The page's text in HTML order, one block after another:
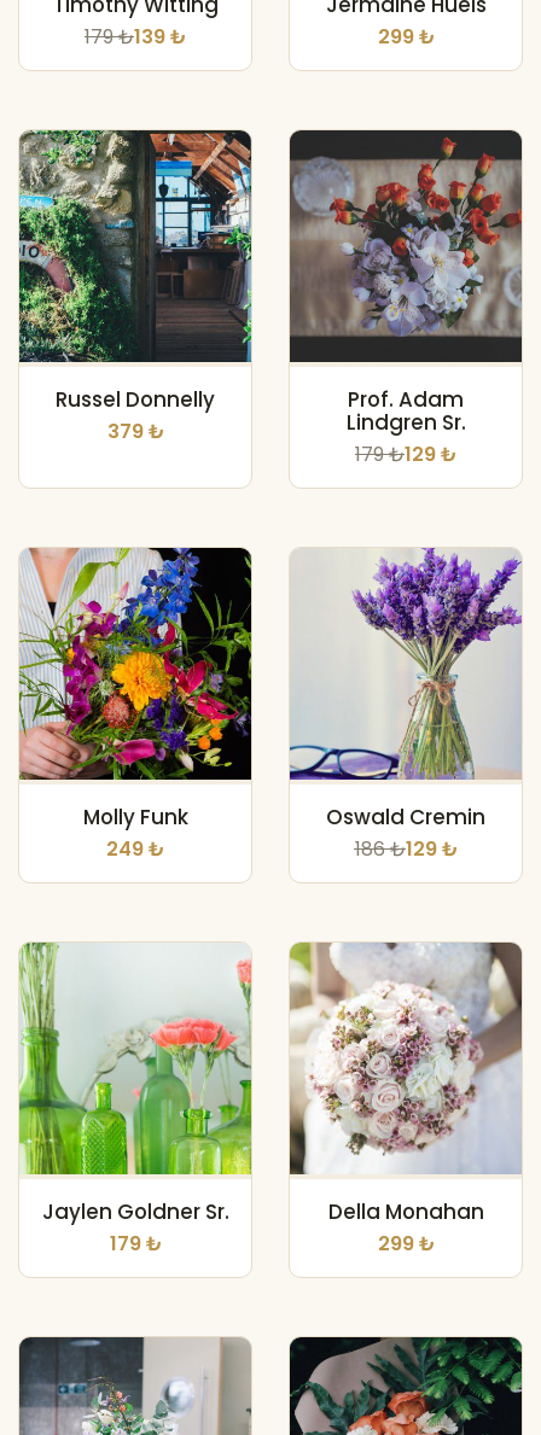
179 ₺139 ₺ 299 ₺
Russel Donnelly
379 ₺
Prof. Adam
Lindgren Sr.
179 ₺129 ₺
Molly Funk
249 ₺
Oswald Cremin
186 ₺129 ₺
Jaylen Goldner Sr.
179 ₺
Della Monahan
299 ₺